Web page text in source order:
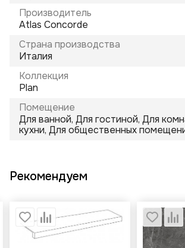
Производитель
Atlas Concorde
Страна производства
Италия
Коллекция
Plan
Помещение
Для ванной, Для гостиной, Для
кухни, Для общественных
Рекомендуем